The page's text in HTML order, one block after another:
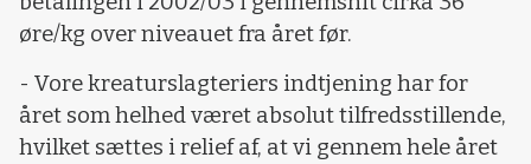
øre/kg over niveauet fra året før.
- Vore kreaturslagteriers indtjening har for
året som helhed været absolut tilfredsstillende,
hvilket sættes i relief af, at vi gennem hele året